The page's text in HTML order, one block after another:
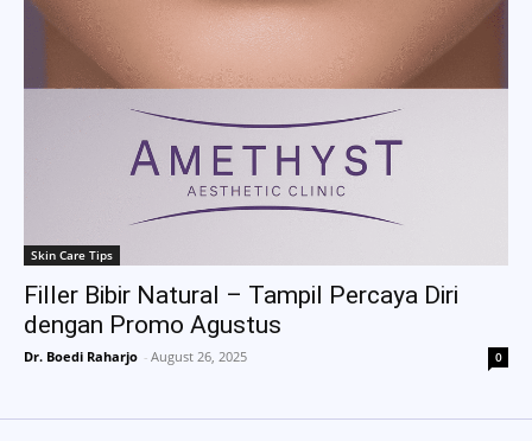
Skin Care Tips
Filler Bibir Natural – Tampil Percaya Diri
dengan Promo Agustus
Dr. Boedi Raharjo - August 26, 2025 0